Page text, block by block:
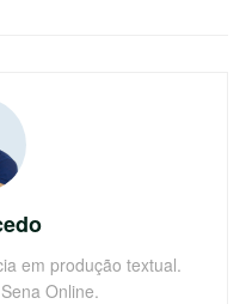
em produção textual.
Online.